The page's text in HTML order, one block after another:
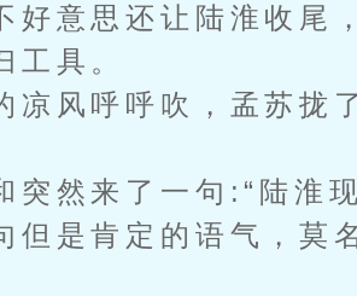
意思还让陆淮收尾，
工具。
风呼呼吹，孟苏拢了
然来了一句:“陆淮现
是肯定的语气，莫名